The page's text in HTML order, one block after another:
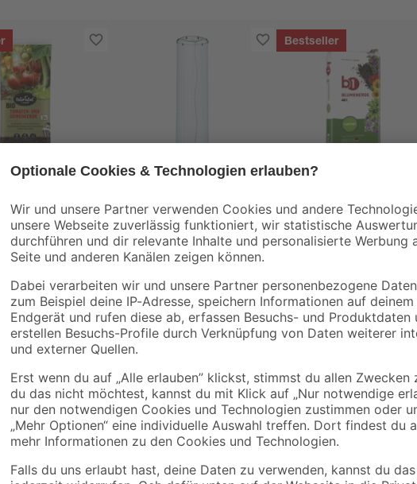
by toom
by
Tomaten-
40l
€
prosperplast
Tomaten Schutzhaube
9 €
Bestseller
B1
Blumenerde torffrei
40 l
0,10 € / Liter
und gesundes Wachstum
und geordnetes Pflanzenwachstum
in Garten und Balkon
Mit dem Home Grower kannst du
Unterstützung benötigen. Du
und eine maximale Nutzung der